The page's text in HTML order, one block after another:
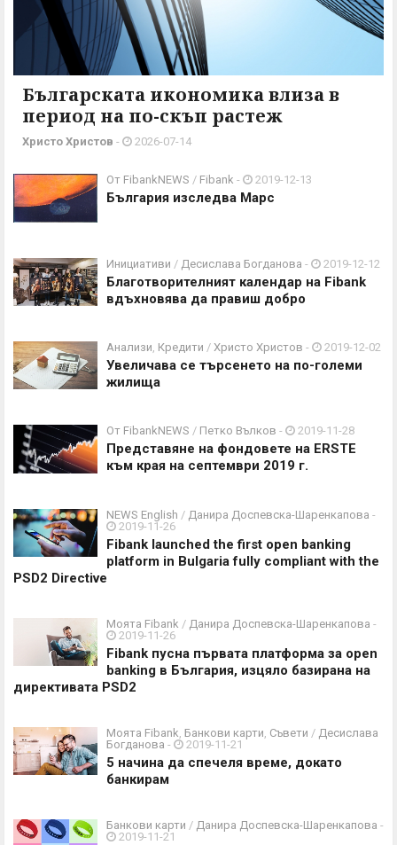
Българската икономика влиза в
период на по-скъп растеж
Христо Христов - 2026-07-14
От FibankNEWS / Fibank - 2019-12-13
България изследва Марс
Инициативи / Десислава Богданова - 2019-12-12
Благотворителният календар на Fibank
вдъхновява да правиш добро
Анализи, Кредити / Христо Христов - 2019-12-02
Увеличава се търсенето на по-големи
жилища
От FibankNEWS / Петко Вълков - 2019-11-28
Представяне на фондовете на ERSTE
към края на септември 2019 г.
NEWS English / Данира Доспевска-Шаренкапова -
2019-11-26
Fibank launched the first open banking
platform in Bulgaria fully compliant with the
PSD2 Directive
Моята Fibank / Данира Доспевска-Шаренкапова -
2019-11-26
Fibank пусна първата платформа за open
banking в България, изцяло базирана на
директивата PSD2
Моята Fibank Банкови карти Съвети / Десислава
Богданова - 2019-11-21
5 начина да спечеля време, докато
банкирам
Банкови карти / Данира Доспевска-Шаренкапова -
2019-11-21